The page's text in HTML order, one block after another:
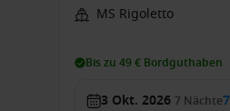
MS Rigoletto
Bis zu 49 € Bordguthaben
3 Okt. 2026 7 Nächte